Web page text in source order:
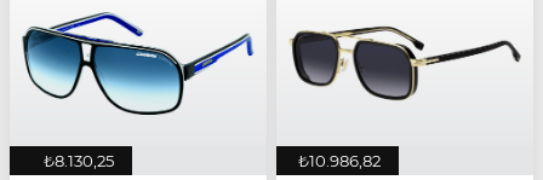
₺8.130,25 ₺10.986,82